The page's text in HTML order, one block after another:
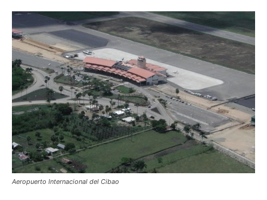
Aeropuerto Internacional del Cibao